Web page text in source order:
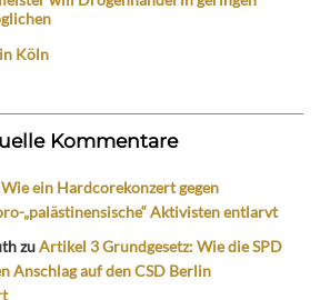
Köln
Kommentare
Wie ein Hardcorekonzert gegen
„palästinensische“ Aktivisten entlarvt
zuArtikel 3 Grundgesetz: Wie die SPD
Anschlag auf den CSD Berlin